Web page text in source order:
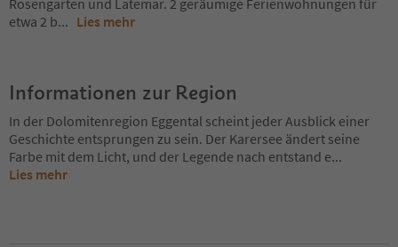
etwa 2 b... Lies mehr
Informationen zur Region
In der Dolomitenregion Eggental scheint jeder Ausblick einer
Geschichte entsprungen zu sein. Der Karersee ändert seine
Farbe mit dem Licht, und der Legende nach entstand e...
Lies mehr